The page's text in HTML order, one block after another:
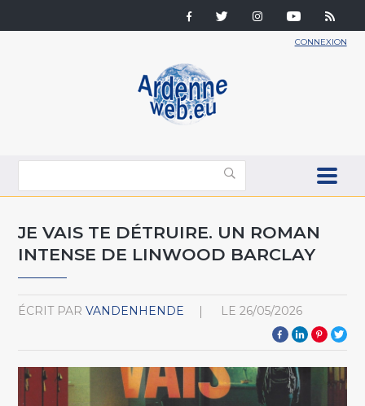
CONNEXION
JE VAIS TE DÉTRUIRE. UN ROMAN
INTENSE DE LINWOOD BARCLAY
ÉCRIT PAR VANDENHENDE LE 26/05/2026